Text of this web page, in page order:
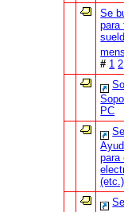
Se
para
# 1 2
PC
para
(etc.)